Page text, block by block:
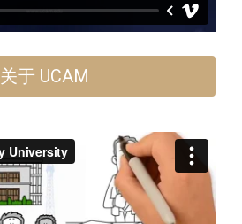
关于 UCAM